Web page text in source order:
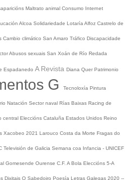
Maltrato animal Consumo Internet
Alcoa Solidariedade Lotaría Alfoz Castrelo de
Cambio climático San Amaro Tráfico Discapacidade
Abusos sexuais San Xoán de Río Redada
Espadanedo A Revista Diana Quer Patrimonio
G Tecnoloxía Pintura
Natación Sector naval Rías Baixas Racing de
central Eleccións Cataluña Estados Unidos Reino
Xacobeo 2021 Larouco Costa da Morte Fragas do
Televisión de Galicia Semana coa Infancia - UNICEF
Gomesende Ourense C.F. A Bola Eleccións 5-A
Dixitais O Sabedoiro Poesía Letras Galegas 2020 --